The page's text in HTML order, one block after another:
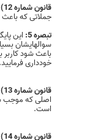
قانون شماره 12)
جملاتی که
تبصره 5:
این
سوالهایشان
باعث شود
خودداری فرمایید.
قانون شماره 13)
اصلی که موجب
است.
قانون شماره 14)